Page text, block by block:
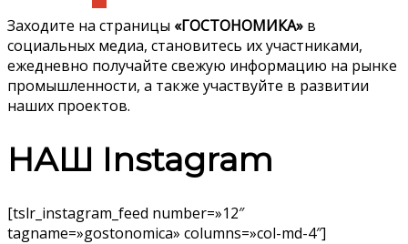
Заходите на страницы «ГОСТОНОМИКА» в
социальных медиа, становитесь их участниками,
ежедневно получайте свежую информацию на рынке
промышленности, а также участвуйте в развитии
наших проектов.
НАШ Instagram
[tslr_instagram_feed number=»12″
tagname=»gostonomica» columns=»col-md-4″]